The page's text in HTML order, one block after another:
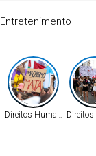
Entretenimento
Direitos HumanosDireitos